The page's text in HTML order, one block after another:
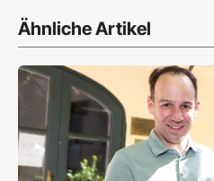
Ähnliche Artikel